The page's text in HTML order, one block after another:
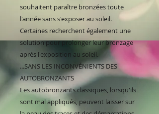
souhaitent paraître bronzées toute
l'année sans s'exposer au soleil.
Certaines recherchent également une
solution pour prolonger leur bronzage
aprés l'exposition au soleil.
...SANS LES INCONVÉNIENTS DES
AUTOBRONZANTS
Les autobronzants classiques, lorsqu'ils
sont mal appliqués, peuvent laisser sur